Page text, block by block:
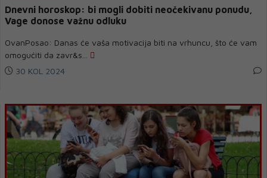
Dnevni horoskop: bi mogli dobiti neočekivanu ponudu,
Vage donose važnu odluku
OvanPosao: Danas će vaša motivacija biti na vrhuncu, što će vam
omogućiti da zavr&s...
30 KOL 2024